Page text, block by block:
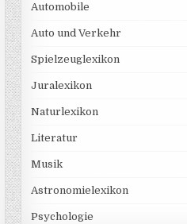
Automobile
Auto und Verkehr
Spielzeuglexikon
Juralexikon
Naturlexikon
Literatur
Musik
Astronomielexikon
Psychologie